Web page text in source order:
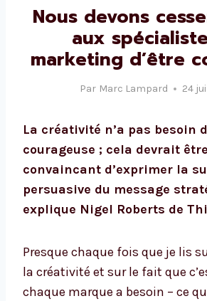
Nous devons
aux
marketing d’être
Par Marc Lampard 24
La créativité n’a pas besoin
courageuse ; cela devrait
convaincant d’exprimer la
persuasive du message
explique Nigel Roberts de
Presque chaque fois que je lis
la créativité et sur le fait que
chaque marque a besoin – ce